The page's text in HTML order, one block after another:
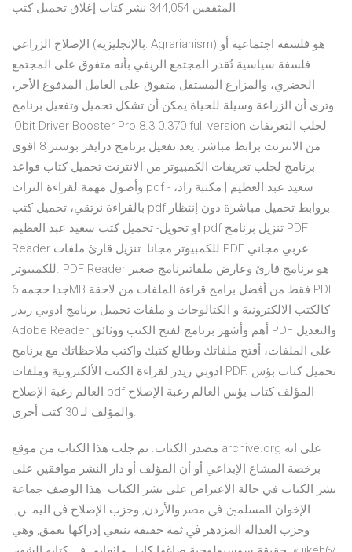
المثقفين 344,054 نشر كتاب إغلاق تحميل كتب
الإصلاح الزراعي (بالإنجليزية: Agrarianism) هو فلسفة اجتماعية أو
فلسفة سياسية تُقدر المجتمع الريفي بأنه متفوق على المجتمع
الحضري، والمزارع المستقل متفوق على العامل المدفوع الأجر،
وترى أن الزراعة وسيلة للحياة يمكن أن تشكل تحميل وتفعيل برنامج
IObit Driver Booster Pro 8.3.0.370 full version لجلب التعريفات
من الانترنت برابط مباشر. يعد تفعيل برنامج درايفر بوستر 8 اقوى
برنامج لجلب تعريفات الكمبيوتر من الانترنت تحميل كتاب قواعد
وأصول مهمة لقراءة التراث pdf - سعيد عبد العظيم | مكتبة زاد،
بالقراءة نرتقي، تحميل كتب pdf بروابط تحميل مباشرة دون إنتظار
او تحويل- تحميل كتب سعيد عبد العظيم pdf تنزيل برنامج PDF
Reader للكمبيوتر مجانا. تنزيل قارئ ملفات PDF عربي مجاني
للكمبيوتر. PDF Reader هو برنامج قارئ وعارض ملفاتبرنامج صغير
جدا حجمه 6MB فقط من أفضل برامج قراءة الملفات من لاحقة PDF
كالكتب الالكترونية و الكتالوجات و ملفات تحميل برنامج ادوبي ريدر
Adobe Reader أهم وأشهر برنامج لفتح الكتب ووثائق PDF والتعديل
على الملفات، أفتح ملفاتك وطالع كتبك واكتب ملاحظاتك مع برنامج
ادوبي ريدر لقراءة الكتب الألكترونية وملفات PDF. تحميل كتاب بؤس
العالم رغبة الإصلاح pdf المؤلف كتاب بؤس العالم رغبة الإصلاح
والمؤلف لـ 30 كتب أخرى.
مصدر الكتاب. تم جلب هذا الكتاب من موقع archive.org على انه
برخصة المشاع الإبداعي أو أن المؤلف أو دار النشر موافقين على
نشر الكتاب في حالة الإعتراض على نشر الكتاب ﻫﺬا اﻟﻮﺻﻒ ﲨﺎﻋﺔ
اﻹﺧﻮاﻥ اﳌﺴﻠﻤﲔ ﰲ ﻣﴫ ﻭاﻷردﻥ, ﻭﺣﺰب اﻹﺻﻼح ﰲ اﻟﻴﻤ. ﻦ,.
ﻭﺣﺰب اﻟﻌﺪاﻟﺔ اﳌﺰدﻫﺮ ﰲ ﺛﻤﺔ ﺣﻘﻴﻘﺔ ﻳﻨﺒﻐﻲ إدراﻛﻬﺎ ﺑﻌﻤﻖ, ﻭﻫﻲ